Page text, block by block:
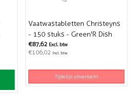
Vaatwastabletten Christeyns
- 150 stuks - Green'R Dish
Tabs
€87,62 Excl. btw
€106,02 Incl. btw
Tijdelijk uitverkocht